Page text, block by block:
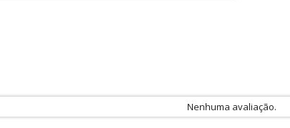
Nenhuma avaliação.